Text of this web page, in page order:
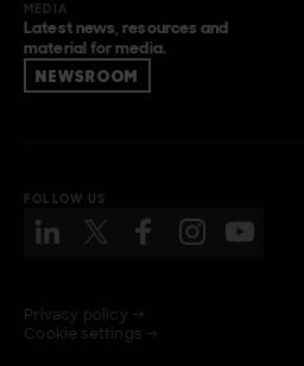
MEDIA
Latest news, resources and
material for media.
NEWSROOM
FOLLOW US
Privacy policy →
Cookie settings →